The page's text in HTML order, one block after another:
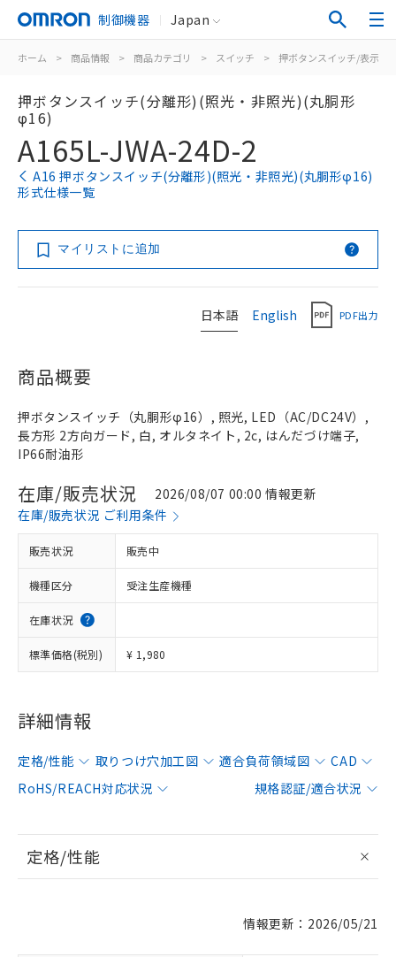
制御機器 Japan
ホーム > 商品情報 > 商品カテゴリ > スイッチ > 押ボタンスイッチ/表示灯
押ボタンスイッチ(分離形)(照光・非照光)(丸胴形
φ16)
A165L-JWA-24D-2
A16 押ボタンスイッチ(分離形)(照光・非照光)(丸胴形φ16)
形式仕様一覧
マイリストに追加
日本語 English PDF出力
商品概要
押ボタンスイッチ（丸胴形φ16）, 照光, LED（AC/DC24V）,
長方形 2方向ガード, 白, オルタネイト, 2c, はんだづけ端子,
IP66耐油形
在庫/販売状況
2026/08/07 00:00 情報更新
在庫/販売状況 ご利用条件
販売状況 販売中
機種区分 受注生産機種
在庫状況
標準価格(税別) ¥ 1,980
詳細情報
定格/性能 取りつけ穴加工図 適合負荷領域図
CAD
RoHS/REACH対応状況
規格認証/適合状況
定格/性能
情報更新：2026/05/21